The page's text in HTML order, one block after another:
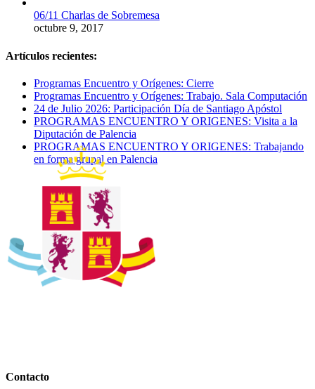
06/11 Charlas de Sobremesa
octubre 9, 2017
Artículos recientes:
Programas Encuentro y Orígenes: Cierre
Programas Encuentro y Orígenes: Trabajo. Sala Computación
24 de Julio 2026: Participación Día de Santiago Apóstol
PROGRAMAS ENCUENTRO Y ORIGENES: Visita a la
Diputación de Palencia
PROGRAMAS ENCUENTRO Y ORIGENES: Trabajando
en forma grupal en Palencia
Contacto